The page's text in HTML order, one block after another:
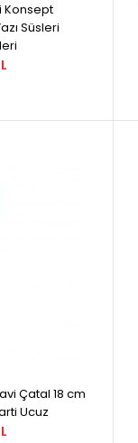
Konsept
Süsleri
Çatal 18 cm
Ucuz